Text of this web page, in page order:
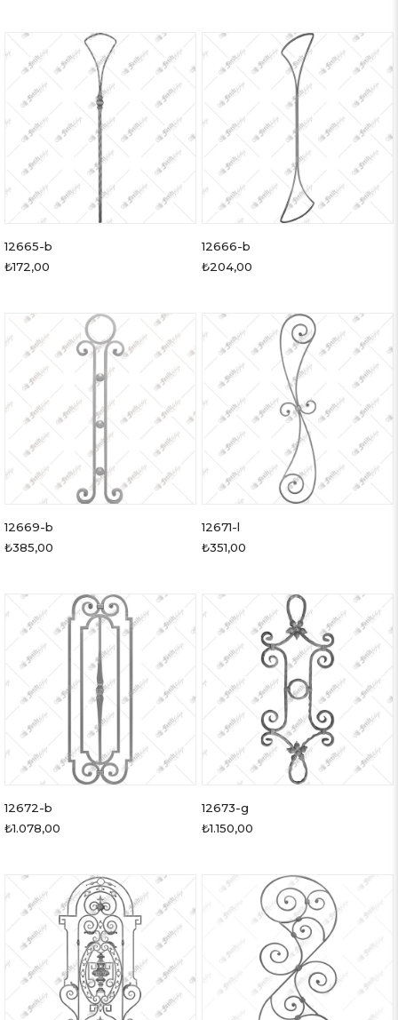
12665-b
₺172,00
12666-b
₺204,00
12669-b
₺385,00
12671-l
₺351,00
12672-b
₺1.078,00
12673-g
₺1.150,00